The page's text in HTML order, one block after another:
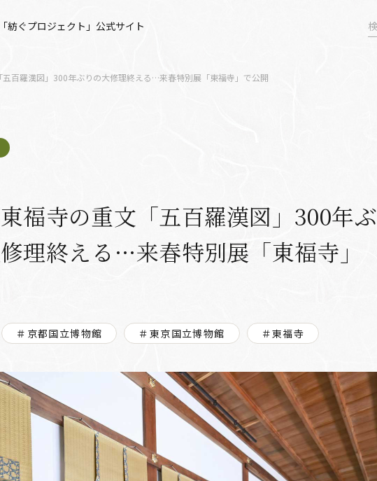
紡ぐプロジェクト」公式サイト
百羅漢図」300年ぶりの大修理終える…来春特別展「東福寺」で公開
福寺の重文「五百羅漢図」300年ぶ
理終える…来春特別展「東福寺」
＃京都国立博物館 ＃東京国立博物館 ＃東福寺